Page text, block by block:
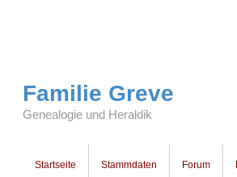
Familie Greve
Genealogie und Heraldik
Startseite Stammdaten Forum